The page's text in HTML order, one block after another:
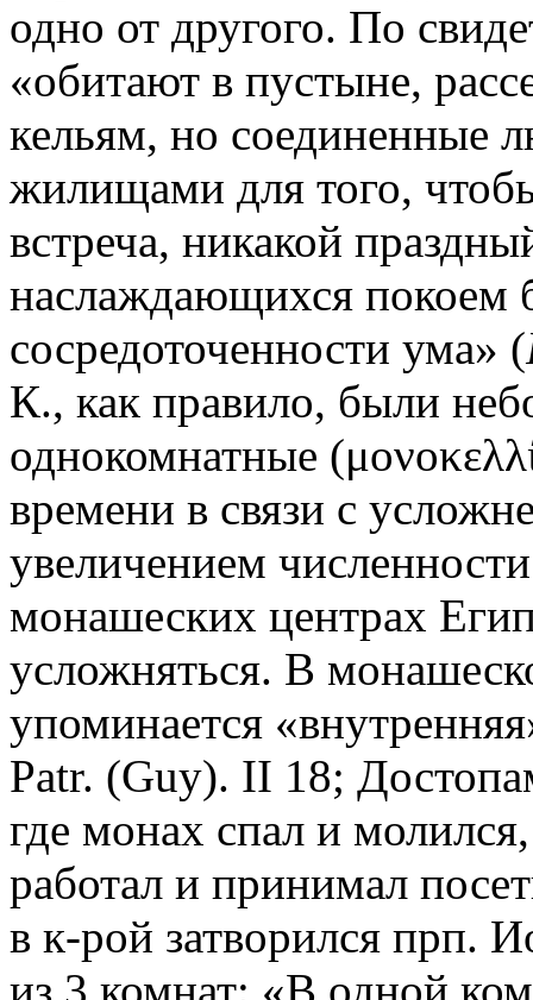
одно от другого. По
«обитают в пустыне,
кельям, но соединенные
жилищами для того,
встреча, никакой
наслаждающихся покоем
сосредоточенности ума» (
К., как правило, были
однокомнатные
времени в связи с
увеличением
монашеских центрах
усложняться. В
упоминается
Patr. (Guy). II 18;
где монах спал и
работал и принимал
в к-рой затворился прп.